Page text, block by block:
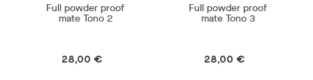
Full powder proof
mate Tono 2
28,00 €
Full powder proof
mate Tono 3
28,00 €